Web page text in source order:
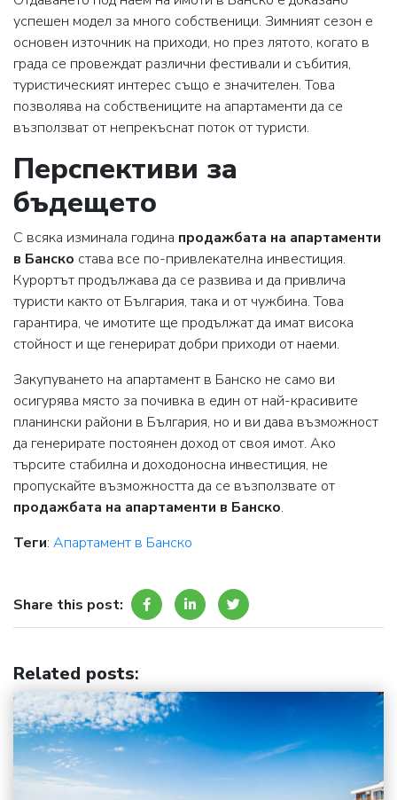
успешен модел за много собственици. Зимният сезон е
основен източник на приходи, но през лятото, когато в
града се провеждат различни фестивали и събития,
туристическият интерес също е значителен. Това
позволява на собствениците на апартаменти да се
възползват от непрекъснат поток от туристи.
Перспективи за
бъдещето
С всяка изминала година продажбата на апартаменти
в Банско става все по-привлекателна инвестиция.
Курортът продължава да се развива и да привлича
туристи както от България, така и от чужбина. Това
гарантира, че имотите ще продължат да имат висока
стойност и ще генерират добри приходи от наеми.
Закупуването на апартамент в Банско не само ви
осигурява място за почивка в един от най-красивите
планински райони в България, но и ви дава възможност
да генерирате постоянен доход от своя имот. Ако
търсите стабилна и доходоносна инвестиция, не
пропускайте възможността да се възползвате от
продажбата на апартаменти в Банско.
Теги: Апартамент в Банско
Share this post:
Related posts: